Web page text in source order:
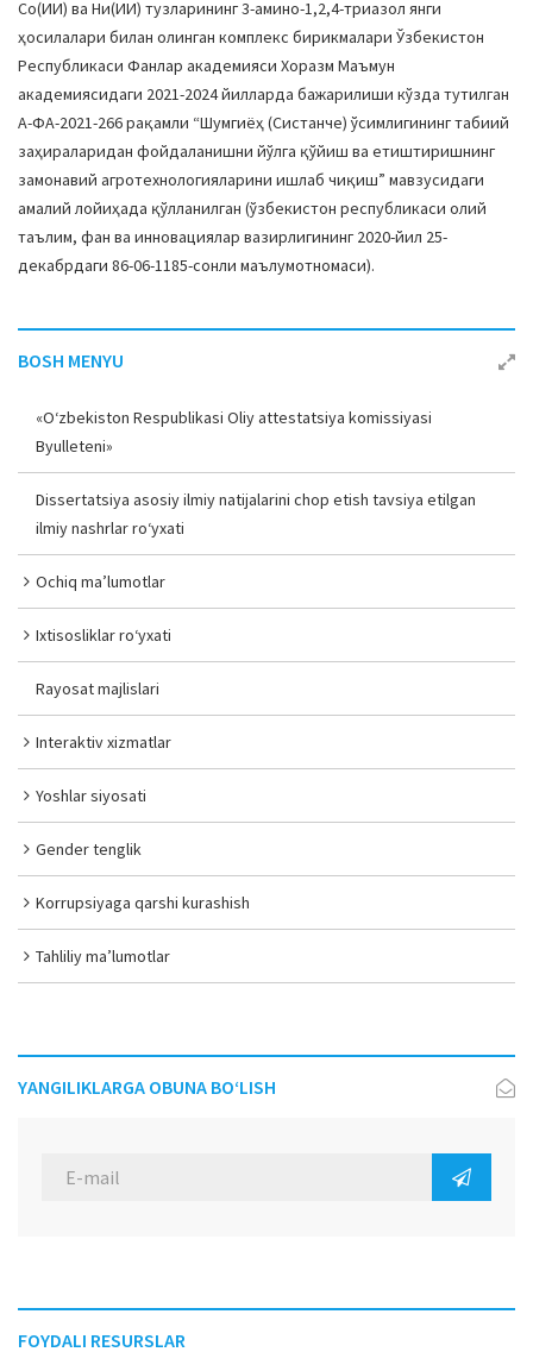
Cо(ИИ) ва Ни(ИИ) тузларининг 3-амино-1,2,4-триазол янги
ҳосилалари билан олинган комплекс бирикмалари Ўзбекистон
Республикаси Фанлар академияси Хоразм Маъмун
академиясидаги 2021-2024 йилларда бажарилиши кўзда тутилган
А-ФА-2021-266 рақамли “Шумгиёҳ (Cистанче) ўсимлигининг табиий
заҳираларидан фойдаланишни йўлга қўйиш ва етиштиришнинг
замонавий агротехнологияларини ишлаб чиқиш” мавзусидаги
амалий лойиҳада қўлланилган (ўзбекистон республикаси олий
таълим, фан ва инновациялар вазирлигининг 2020-йил 25-
декабрдаги 86-06-1185-сонли маълумотномаси).
BOSH MENYU
«O‘zbekiston Respublikasi Oliy attestatsiya komissiyasi
Byulleteni»
Dissertatsiya asosiy ilmiy natijalarini chop etish tavsiya etilgan
ilmiy nashrlar ro‘yxati
Ochiq ma’lumotlar
Ixtisosliklar ro‘yxati
Rayosat majlislari
Interaktiv xizmatlar
Yoshlar siyosati
Gender tenglik
Korrupsiyaga qarshi kurashish
Tahliliy ma’lumotlar
YANGILIKLARGA OBUNA BO‘LISH
FOYDALI RESURSLAR